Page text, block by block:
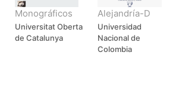
Monográficos
Universitat Oberta
de Catalunya
Alejandría-D
Universidad
Nacional de
Colombia